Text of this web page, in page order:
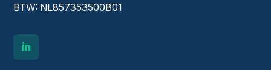
BTW: NL857353500B01